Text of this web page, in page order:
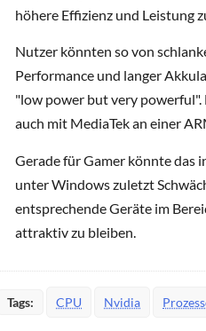
höhere Effizienz und Leistung
Nutzer könnten so von
Performance und langer
"low power but very
auch mit MediaTek an einer
Gerade für Gamer könnte das
unter Windows zuletzt
entsprechende Geräte im
attraktiv zu bleiben.
Tags: CPU Nvidia